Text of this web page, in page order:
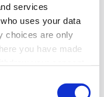
services
uses your data
choices are only
you have made